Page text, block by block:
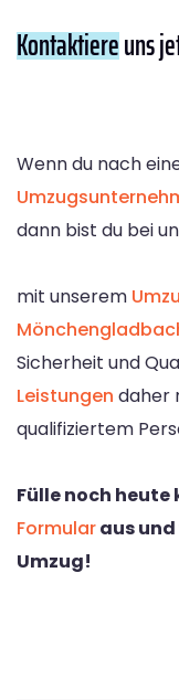
Kontaktiereuns
Wenn du nach
dann bist du bei
mit unserem
Sicherheit und
Leistungen daher
qualifiziertem
Fülle noch
Formularaus
Umzug!